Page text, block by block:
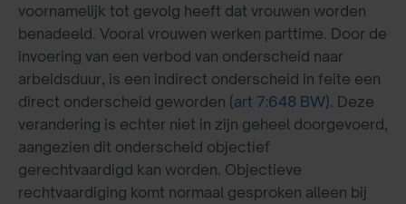
voornamelijk tot gevolg heeft dat vrouwen worden
benadeeld. Vooral vrouwen werken parttime. Door de
invoering van een verbod van onderscheid naar
arbeidsduur, is een indirect onderscheid in feite een
direct onderscheid geworden (art 7:648 BW). Deze
verandering is echter niet in zijn geheel doorgevoerd,
aangezien dit onderscheid objectief
gerechtvaardigd kan worden. Objectieve
rechtvaardiging komt normaal gesproken alleen bij